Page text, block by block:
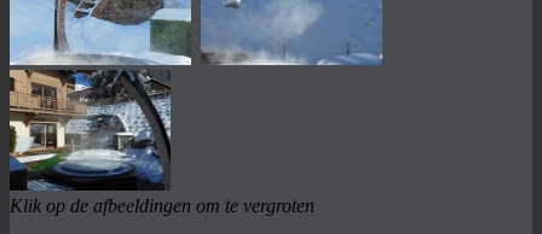
Klik op de afbeeldingen om te vergroten